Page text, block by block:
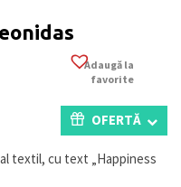
Adaugă la
favorite
OFERTĂ
textil, cu text „Happiness